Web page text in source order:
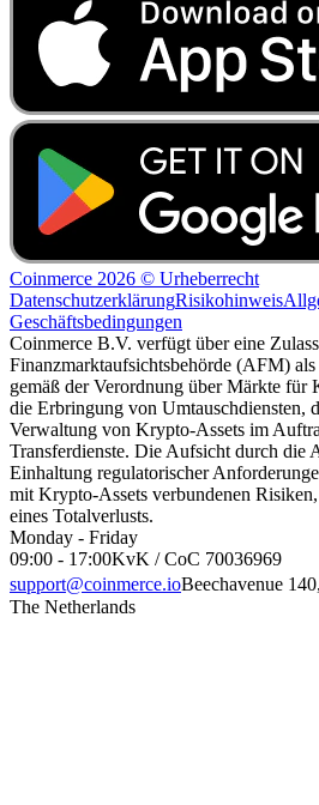
Coinmerce 2026 © Urheberrecht
DatenschutzerklärungRisikohinweis
Geschäftsbedingungen
Coinmerce B.V. verfügt über eine
Finanzmarktaufsichtsbehörde (AFM)
gemäß der Verordnung über Märkte
die Erbringung von Umtauschdiensten,
Verwaltung von Krypto-Assets im
Transferdienste. Die Aufsicht durch die
Einhaltung regulatorischer
mit Krypto-Assets verbundenen
eines Totalverlusts.
Monday - Friday
09:00 - 17:00KvK / CoC 70036969
support@coinmerce.ioBeechavenue
The Netherlands